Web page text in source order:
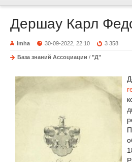
Дершау Карл
imha 30-09-2022, 22:10 3 358
База знаний Ассоциации / "Д"